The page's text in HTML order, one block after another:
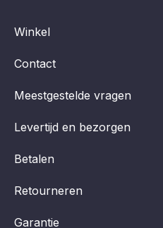
Winkel
Contact
Meestgestelde vragen
Levertijd en bezorgen
Betalen
Retourneren
Garantie